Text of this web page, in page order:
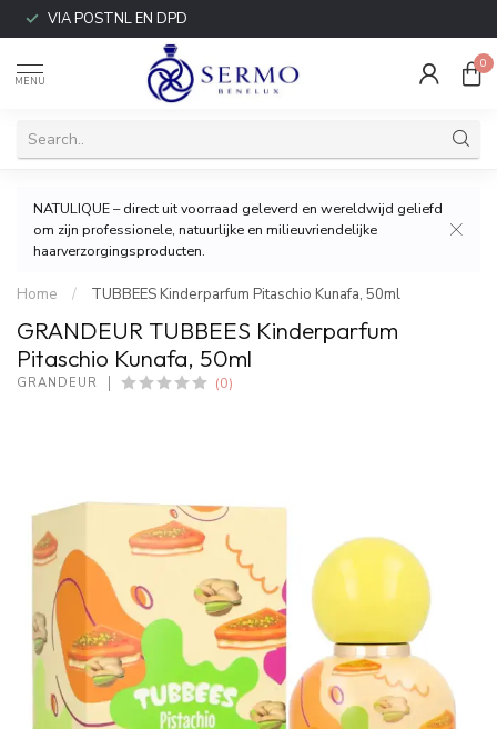
VIA POSTNL EN DPD
MENU
0
NATULIQUE – direct uit voorraad geleverd en wereldwijd geliefd
om zijn professionele, natuurlijke en milieuvriendelijke
haarverzorgingsproducten.
Home / TUBBEES Kinderparfum Pitaschio Kunafa, 50ml
GRANDEUR TUBBEES Kinderparfum
Pitaschio Kunafa, 50ml
GRANDEUR (0)